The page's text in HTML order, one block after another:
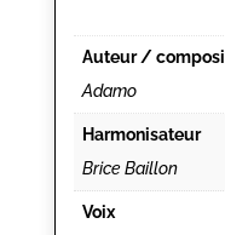
Auteur /
Adamo
Harmonisateur
Brice Baillon
Voix